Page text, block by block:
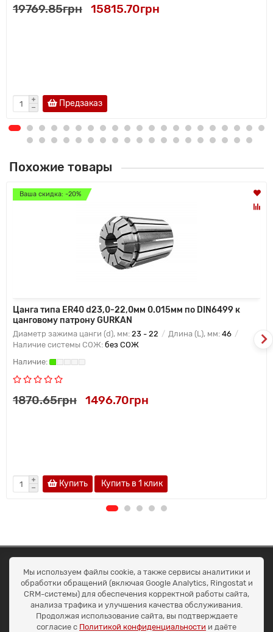
19769.85грн 15815.70грн
Предзаказ
Похожие товары
Ваша скидка: -20%
Цанга типа ER40 d23,0-22,0мм 0.015мм по DIN6499 к
цанговому патрону GURKAN
Диаметр зажима цанги (d), мм: 23 - 22 Длина (L), мм: 46
Наличие системы СОЖ: без СОЖ
1870.65грн 1496.70грн
Купить Купить в 1 клик
ОКЕАН ТРЕЙД
Договір публичної оферти
Доставка та оплата
Наші контакти
Умови повернення
+38 (099) 452-20-02
Мы используем файлы cookie, а также сервисы аналитики и
обработки обращений (включая Google Analytics, Ringostat и
CRM-системы) для обеспечения корректной работы сайта,
анализа трафика и улучшения качества обслуживания.
Продолжая использование сайта, вы подтверждаете
согласие с Политикой конфиденциальности и даёте